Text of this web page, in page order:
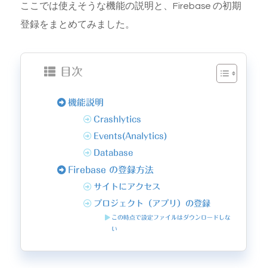
ここでは使えそうな機能の説明と、Firebase の初期
登録をまとめてみました。
目次
機能説明
Crashlytics
Events(Analytics)
Database
Firebase の登録方法
サイトにアクセス
プロジェクト（アプリ）の登録
この時点で設定ファイルはダウンロードしな
い